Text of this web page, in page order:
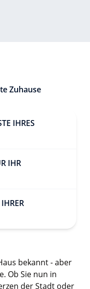
Zuhause
IHRES
IHR
bekannt - aber
Ob Sie nun in
der Stadt oder